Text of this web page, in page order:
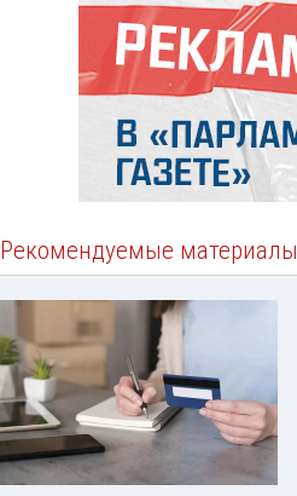
Рекомендуемые материалы